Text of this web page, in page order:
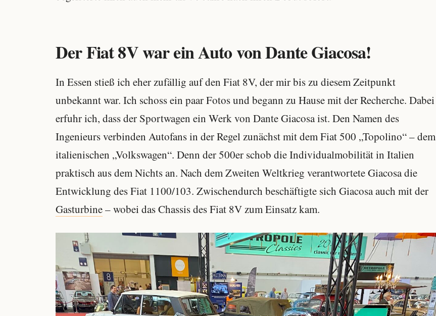
Der Fiat 8V war ein Auto von Dante Giacosa!
In Essen stieß ich eher zufällig auf den Fiat 8V, der mir bis zu diesem Zeitpunkt
unbekannt war. Ich schoss ein paar Fotos und begann zu Hause mit der Recherche. Dabei
erfuhr ich, dass der Sportwagen ein Werk von Dante Giacosa ist. Den Namen des
Ingenieurs verbinden Autofans in der Regel zunächst mit dem Fiat 500 „Topolino“ – dem
italienischen „Volkswagen“. Denn der 500er schob die Individualmobilität in Italien
praktisch aus dem Nichts an. Nach dem Zweiten Weltkrieg verantwortete Giacosa die
Entwicklung des Fiat 1100/103. Zwischendurch beschäftigte sich Giacosa auch mit der
Gasturbine– wobei das Chassis des Fiat 8V zum Einsatz kam.